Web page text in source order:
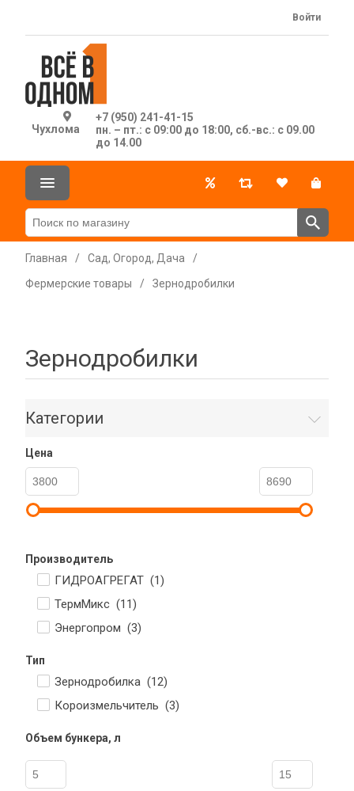
Чухлома
+7 (950) 241-41-15
пн. – пт.: с 09:00 до 18:00, сб.-вс.: с 09.00
до 14.00
Войти
Главная / Сад, Огород, Дача
/
Фермерские товары
/ Зернодробилки
Зернодробилки
Категории
Цена
Производитель
ГИДРОАГРЕГАТ (1)
ТермМикс (11)
Энергопром (3)
Тип
Зернодробилка (12)
Короизмельчитель (3)
Объем бункера, л